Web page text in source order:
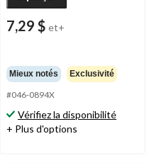
7,29 $ et+
Mieux notés Exclusivité
#046-0894X
Vérifiez la disponibilité
+ Plus d'options